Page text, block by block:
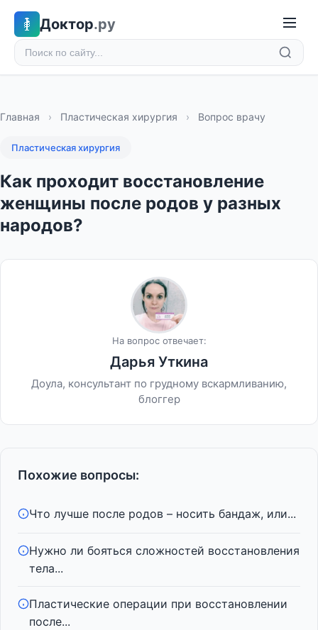
Доктор.ру
Главная › Пластическая хирургия › Вопрос врачу
Пластическая хирургия
Как проходит восстановление
женщины после родов у разных
народов?
На вопрос отвечает:
Дарья Уткина
Доула, консультант по грудному вскармливанию,
блоггер
Похожие вопросы:
Что лучше после родов – носить бандаж, или...
Нужно ли бояться сложностей восстановления
тела...
Пластические операции при восстановлении
после...